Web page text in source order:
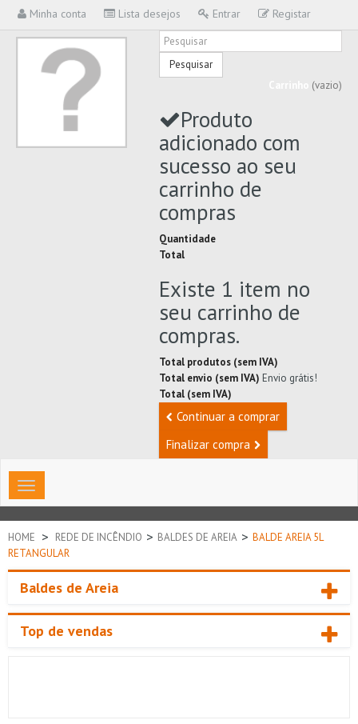
Minha conta Lista desejos Entrar Registar
Pesquisar
(vazio)
Produto
adicionado com
sucesso ao seu
carrinho de
compras
Quantidade
Total
Existe 1 item no
seu carrinho de
compras.
Total produtos (sem IVA)
Total envio (sem IVA) Envio grátis!
Total (sem IVA)
Continuar a comprar
Finalizar compra
Toggle
navigation
HOME > REDE DE INCÊNDIO > BALDES DE AREIA > BALDE AREIA 5L
RETANGULAR
Baldes de Areia
Top de vendas